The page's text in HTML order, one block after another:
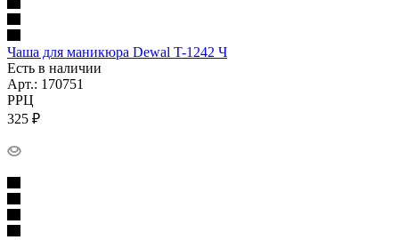
Чаша для маникюра Dewal T-1242 Ч
Есть в наличии
Арт.: 170751
РРЦ
325 ₽